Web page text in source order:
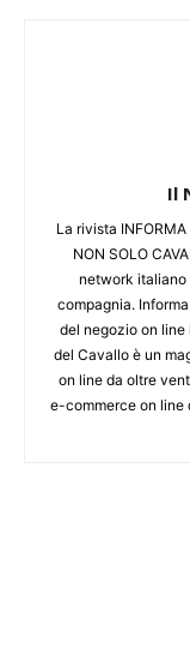
Il
La rivista
NON SOLO
network italiano
compagnia.
del negozio on line
del Cavallo è un
on line da oltre
e-commerce on